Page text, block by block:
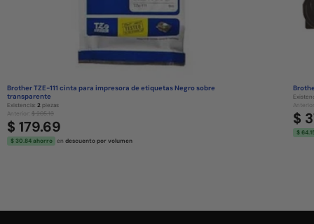
Brother TZE-111 cinta para impresora de etiquetas Negro sobre
transparente
Existencia: 2 piezas
Anterior: $ 205.13
$ 179.69
$ 30.84 ahorro en descuento por volumen
$
$